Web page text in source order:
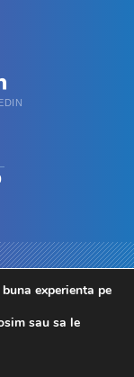
rezervate.
experienta pe
sau sa le